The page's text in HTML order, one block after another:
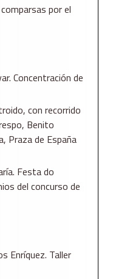
por el
Concentración de
con recorrido
Benito
Praza de España
Festa do
del concurso de
Enríquez. Taller